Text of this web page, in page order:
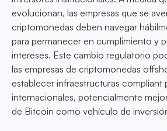
evolucionan, las empresas que se
criptomonedas deben navegar
para permanecer en cumplimiento y
intereses. Este cambio regulatorio
las empresas de criptomonedas
establecer infraestructuras compliant
internacionales, potencialmente
de Bitcoin como vehículo de